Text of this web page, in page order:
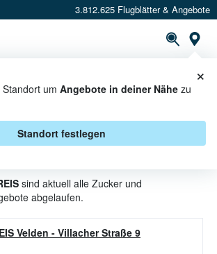
3.812.625 Flugblätter & Angebote
um Angebote in deiner Nähe zu
Standort festlegen
×
SÜSSUNGSMITTEL A
& AKTIONEN BEI M
sind aktuell alle Zucker und
abgelaufen.
Velden - Villacher Straße 9